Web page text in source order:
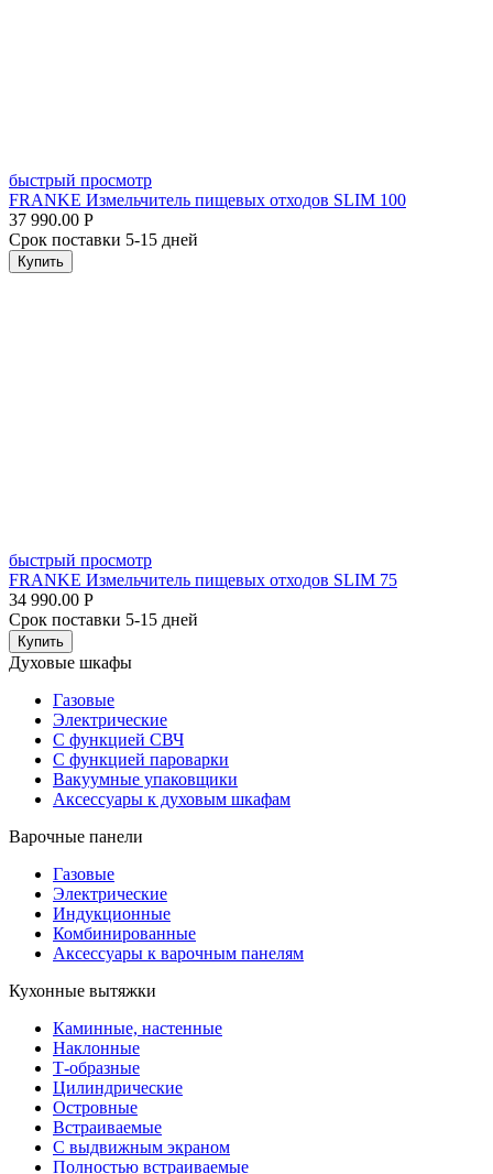
быстрый просмотр
FRANKE Измельчитель пищевых отходов SLIM 100
37 990.00 Р
Срок поставки 5-15 дней
Купить
быстрый просмотр
FRANKE Измельчитель пищевых отходов SLIM 75
34 990.00 Р
Срок поставки 5-15 дней
Купить
Духовые шкафы
Газовые
Электрические
С функцией СВЧ
С функцией пароварки
Вакуумные упаковщики
Аксессуары к духовым шкафам
Варочные панели
Газовые
Электрические
Индукционные
Комбинированные
Аксессуары к варочным панелям
Кухонные вытяжки
Каминные, настенные
Наклонные
Т-образные
Цилиндрические
Островные
Встраиваемые
С выдвижным экраном
Полностью встраиваемые